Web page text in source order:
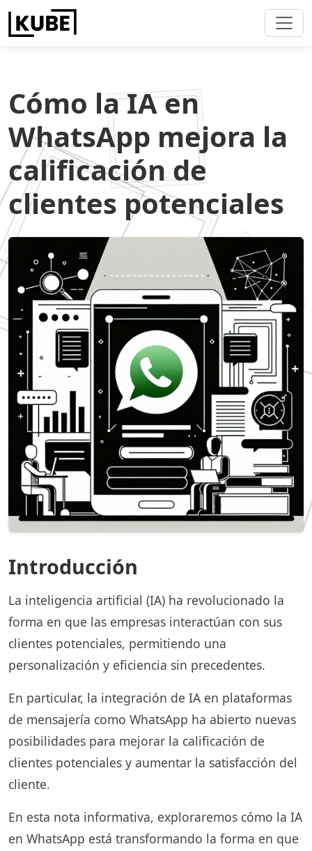
Cómo la IA en
WhatsApp mejora la
calificación de
clientes potenciales
Introducción
La inteligencia artificial (IA) ha revolucionado la
forma en que las empresas interactúan con sus
clientes potenciales, permitiendo una
personalización y eficiencia sin precedentes.
En particular, la integración de IA en plataformas
de mensajería como WhatsApp ha abierto nuevas
posibilidades para mejorar la calificación de
clientes potenciales y aumentar la satisfacción del
cliente.
En esta nota informativa, exploraremos cómo la IA
en WhatsApp está transformando la forma en que